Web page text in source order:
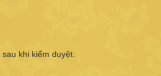
khi kiểm duyệt.